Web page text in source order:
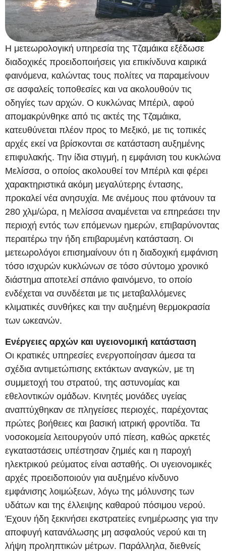
Η μετεωρολογική υπηρεσία της Τζαμάικα εξέδωσε
διαδοχικές προειδοποιήσεις για επικίνδυνα καιρικά
φαινόμενα, καλώντας τους πολίτες να παραμείνουν
σε ασφαλείς τοποθεσίες και να ακολουθούν τις
οδηγίες των αρχών. Ο κυκλώνας Μπέριλ, αφού
απομακρύνθηκε από τις ακτές της Τζαμάικα,
κατευθύνεται πλέον προς το Μεξικό, με τις τοπικές
αρχές εκεί να βρίσκονται σε κατάσταση αυξημένης
επιφυλακής. Την ίδια στιγμή, η εμφάνιση του κυκλώνα
Μελίσσα, ο οποίος ακολουθεί τον Μπέριλ και φέρει
χαρακτηριστικά ακόμη μεγαλύτερης έντασης,
προκαλεί νέα ανησυχία. Με ανέμους που φτάνουν τα
280 χλμ/ώρα, η Μελίσσα αναμένεται να επηρεάσει την
περιοχή εντός των επόμενων ημερών, επιβαρύνοντας
περαιτέρω την ήδη επιβαρυμένη κατάσταση. Οι
μετεωρολόγοι επισημαίνουν ότι η διαδοχική εμφάνιση
τόσο ισχυρών κυκλώνων σε τόσο σύντομο χρονικό
διάστημα αποτελεί σπάνιο φαινόμενο, το οποίο
ενδέχεται να συνδέεται με τις μεταβαλλόμενες
κλιματικές συνθήκες και την αυξημένη θερμοκρασία
των ωκεανών.
Ενέργειες αρχών και υγειονομική κατάσταση
Οι κρατικές υπηρεσίες ενεργοποίησαν άμεσα τα
σχέδια αντιμετώπισης εκτάκτων αναγκών, με τη
συμμετοχή του στρατού, της αστυνομίας και
εθελοντικών ομάδων. Κινητές μονάδες υγείας
αναπτύχθηκαν σε πληγείσες περιοχές, παρέχοντας
πρώτες βοήθειες και βασική ιατρική φροντίδα. Τα
νοσοκομεία λειτουργούν υπό πίεση, καθώς αρκετές
εγκαταστάσεις υπέστησαν ζημιές και η παροχή
ηλεκτρικού ρεύματος είναι ασταθής. Οι υγειονομικές
αρχές προειδοποιούν για αυξημένο κίνδυνο
εμφάνισης λοιμώξεων, λόγω της μόλυνσης των
υδάτων και της έλλειψης καθαρού πόσιμου νερού.
Έχουν ήδη ξεκινήσει εκστρατείες ενημέρωσης για την
αποφυγή κατανάλωσης μη ασφαλούς νερού και τη
λήψη προληπτικών μέτρων. Παράλληλα, διεθνείς